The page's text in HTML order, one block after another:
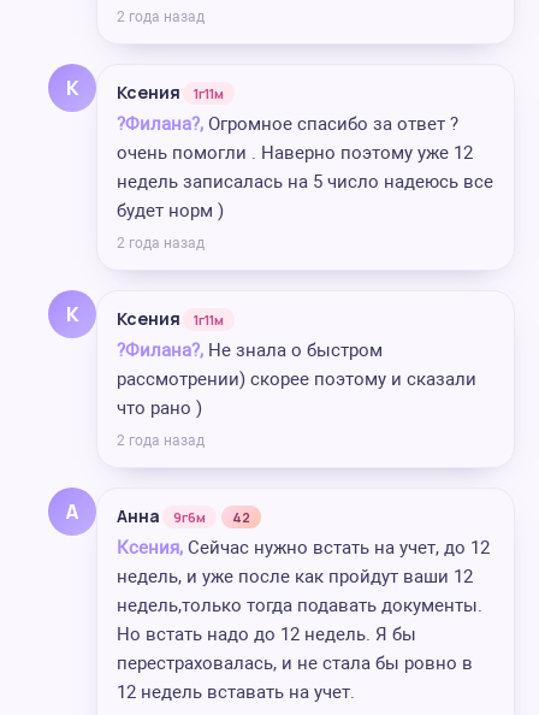
2 года назад
К Ксения 1г11м
?Филана?, Огромное спасибо за ответ ?
очень помогли . Наверно поэтому уже 12
недель записалась на 5 число надеюсь все
будет норм )
2 года назад
К Ксения 1г11м
?Филана?, Не знала о быстром
рассмотрении) скорее поэтому и сказали
что рано )
2 года назад
А Анна 9г6м 42
Ксения, Сейчас нужно встать на учет, до 12
недель, и уже после как пройдут ваши 12
недель,только тогда подавать документы.
Но встать надо до 12 недель. Я бы
перестраховалась, и не стала бы ровно в
12 недель вставать на учет.